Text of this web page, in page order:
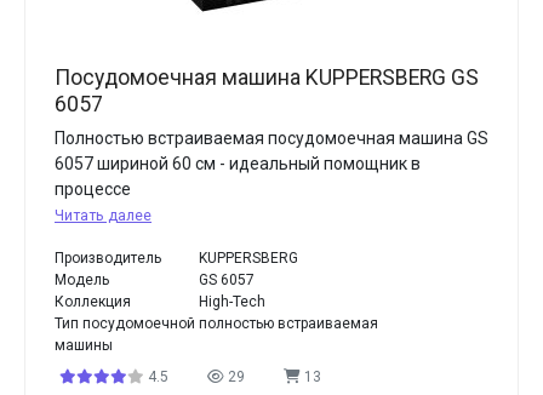
Посудомоечная машина KUPPERSBERG GS
6057
Полностью встраиваемая посудомоечная машина GS
6057 шириной 60 см - идеальный помощник в
процессе
Читать далее
Производитель
KUPPERSBERG
Модель
GS 6057
Коллекция
High-Tech
Тип посудомоечной
машины
полностью встраиваемая
4.5 29 13